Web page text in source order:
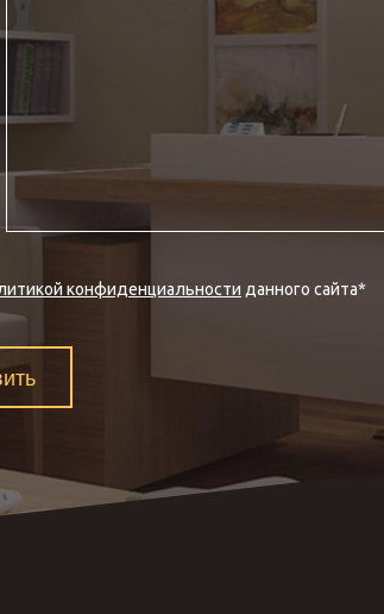
конфиденциальности данного сайта*